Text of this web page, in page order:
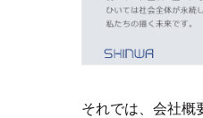
それでは、会社概